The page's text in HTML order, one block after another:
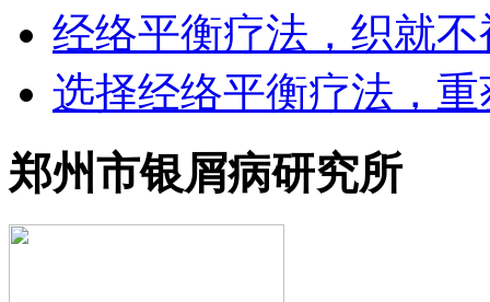
经络平衡疗法，织就
选择经络平衡疗法，
郑州市银屑病研究所